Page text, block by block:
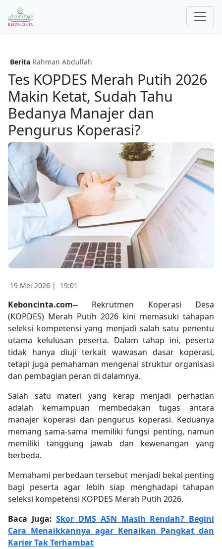
Berita Rahman Abdullah
Tes KOPDES Merah Putih 2026
Makin Ketat, Sudah Tahu
Bedanya Manajer dan
Pengurus Koperasi?
19 Mei 2026 | 19:01
Keboncinta.com-- Rekrutmen Koperasi Desa
(KOPDES) Merah Putih 2026 kini memasuki tahapan
seleksi kompetensi yang menjadi salah satu penentu
utama kelulusan peserta. Dalam tahap ini, peserta
tidak hanya diuji terkait wawasan dasar koperasi,
tetapi juga pemahaman mengenai struktur organisasi
dan pembagian peran di dalamnya.
Salah satu materi yang kerap menjadi perhatian
adalah kemampuan membedakan tugas antara
manajer koperasi dan pengurus koperasi. Keduanya
memang sama-sama memiliki fungsi penting, namun
memiliki tanggung jawab dan kewenangan yang
berbeda.
Memahami perbedaan tersebut menjadi bekal penting
bagi peserta agar lebih siap menghadapi tahapan
seleksi kompetensi KOPDES Merah Putih 2026.
Baca Juga:Skor DMS ASN Masih Rendah? Begini
Cara Menaikkannya agar Kenaikan Pangkat dan
Karier Tak Terhambat